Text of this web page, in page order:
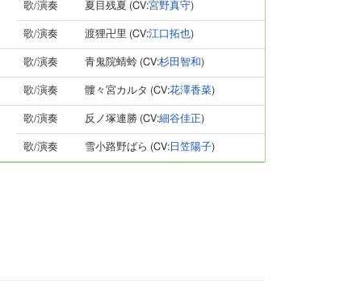
歌/演奏 夏目残夏 (CV:宮野真守)
歌/演奏 渡狸卍里 (CV:江口拓也)
歌/演奏 青鬼院蜻蛉 (CV:杉田智和 )
歌/演奏 髏々宮カルタ (CV:花澤香菜)
歌/演奏 反ノ塚連勝 (CV:細谷佳正)
歌/演奏 雪小路野ばら (CV: 日笠陽子)